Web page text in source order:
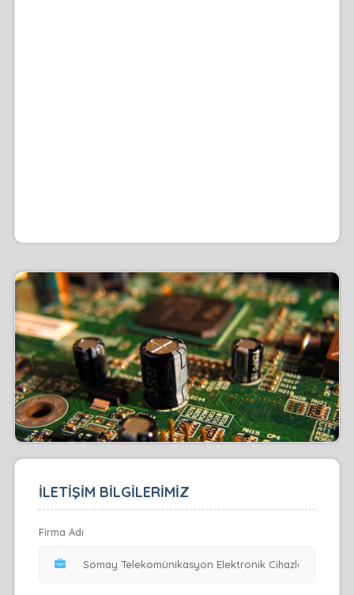
İLETİŞİM BİLGİLERİMİZ
Firma Adı